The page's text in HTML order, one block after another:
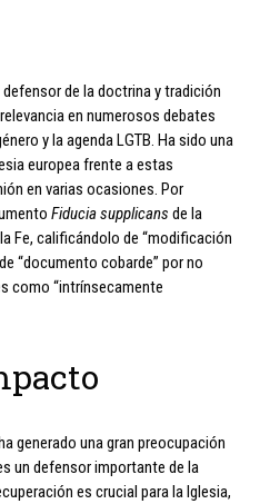
de la doctrina y tradición
en numerosos debates
y la agenda LGTB. Ha sido una
europea frente a estas
en varias ocasiones. Por
Fiducia supplicans de la
Fe, calificándolo de “modificación
“documento cobarde” por no
como “intrínsecamente
generado una gran preocupación
un defensor importante de la
es crucial para la Iglesia,